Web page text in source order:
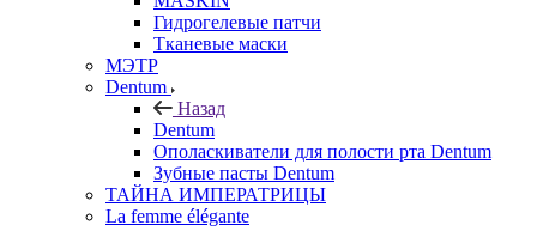
Гидрогелевые патчи
Тканевые маски
МЭТР
Dentum
Назад
Dentum
Ополаскиватели для полости рта Dentum
Зубные пасты Dentum
ТАЙНА ИМПЕРАТРИЦЫ
La femme élégante